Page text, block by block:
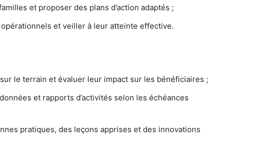
et proposer des plans d’action adaptés ;
et veiller à leur atteinte effective.
le terrain et évaluer leur impact sur les bénéficiaires ;
et rapports d’activités selon les échéances
pratiques, des leçons apprises et des innovations